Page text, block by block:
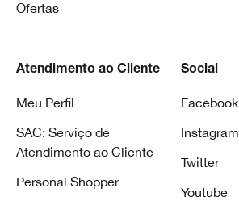
Ofertas
Atendimento ao Cliente
Meu Perfil
SAC: Serviço de
Atendimento ao Cliente
Personal Shopper
Social
Facebook
Instagram
Twitter
Youtube